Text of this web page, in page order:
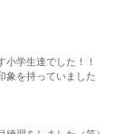
学生達でした！！
象を持っていました